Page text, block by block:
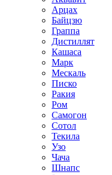
Арцах
Байцзю
Граппа
Дистиллят
Кашаса
Марк
Мескаль
Писко
Ракия
Ром
Самогон
Сотол
Текила
Узо
Чача
Шнапс